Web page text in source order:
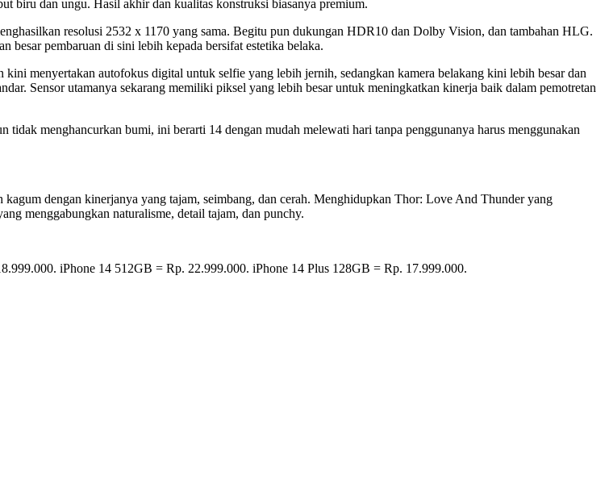
biru dan ungu. Hasil akhir dan kualitas konstruksi biasanya premium.
resolusi 2532 x 1170 yang sama. Begitu pun dukungan HDR10 dan Dolby Vision, dan tambahan HLG.
besar pembaruan di sini lebih kepada bersifat estetika belaka.
menyertakan autofokus digital untuk selfie yang lebih jernih, sedangkan kamera belakang kini lebih besar dan
Sensor utamanya sekarang memiliki piksel yang lebih besar untuk meningkatkan kinerja baik dalam pemotretan
menghancurkan bumi, ini berarti 14 dengan mudah melewati hari tanpa penggunanya harus menggunakan
dengan kinerjanya yang tajam, seimbang, dan cerah. Menghidupkan Thor: Love And Thunder yang
menggabungkan naturalisme, detail tajam, dan punchy.
iPhone 14 512GB = Rp. 22.999.000. iPhone 14 Plus 128GB = Rp. 17.999.000.